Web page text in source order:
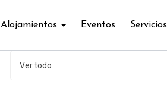
Alojamientos Eventos Servicios
Ver todo